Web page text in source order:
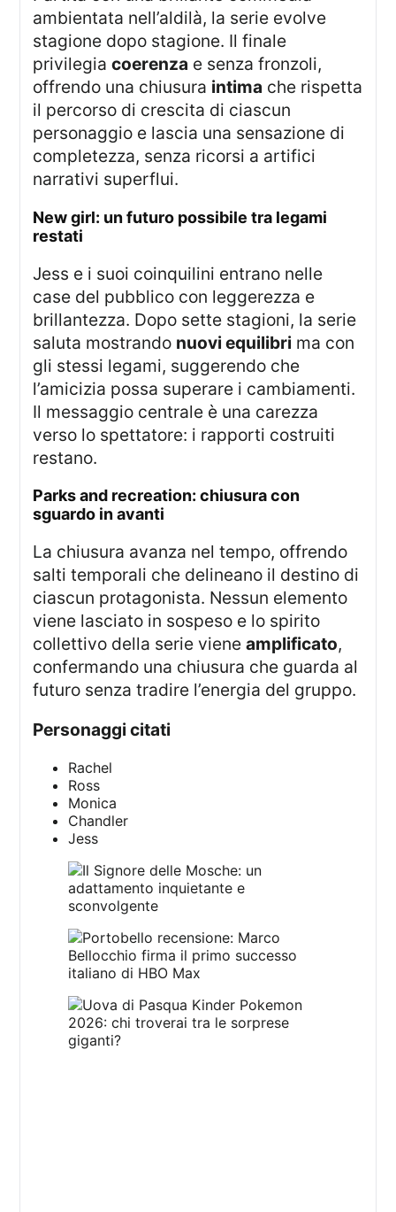
ambientata nell’aldilà, la serie evolve
stagione dopo stagione. Il finale
privilegiacoerenza e senza fronzoli,
offrendo una chiusura intima che rispetta
il percorso di crescita di ciascun
personaggio e lascia una sensazione di
completezza, senza ricorsi a artifici
narrativi superflui.
new girl: un futuro possibile tra legami
restati
Jess e i suoi coinquilini entrano nelle
case del pubblico con leggerezza e
brillantezza. Dopo sette stagioni, la serie
saluta mostrando nuovi equilibri ma con
gli stessi legami, suggerendo che
l’amicizia possa superare i cambiamenti.
Il messaggio centrale è una carezza
verso lo spettatore: i rapporti costruiti
restano.
parks and recreation: chiusura con
sguardo in avanti
La chiusura avanza nel tempo, offrendo
salti temporali che delineano il destino di
ciascun protagonista. Nessun elemento
viene lasciato in sospeso e lo spirito
collettivo della serie vieneamplificato,
confermando una chiusura che guarda al
futuro senza tradire l’energia del gruppo.
personaggi citati
Rachel
Ross
Monica
Chandler
Jess